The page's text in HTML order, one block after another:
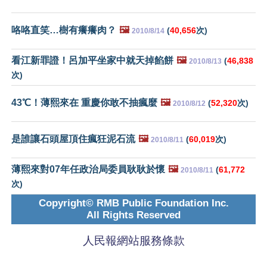
咯咯直笑…樹有癢癢肉？ 🖼️ 2010/8/14 (40,656次)
看江新罪證！呂加平坐家中就天掉餡餅 🖼️ 2010/8/13 (46,838
次)
43℃！薄熙來在 重慶你敢不抽瘋麼 🖼️ 2010/8/12 (52,320次)
是誰讓石頭屋頂住瘋狂泥石流 🖼️ 2010/8/11 (60,019次)
薄熙來對07年任政治局委員耿耿於懷 🖼️ 2010/8/11 (61,772
次)
Copyright© RMB Public Foundation Inc.
All Rights Reserved
人民報網站服務條款